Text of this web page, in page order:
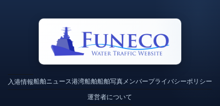
入港情報船舶ニュース港湾船舶船舶写真メンバープライバシーポリシー
運営者について